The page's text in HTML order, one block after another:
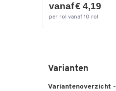
vanaf € 4,19
per rol vanaf 10 rol
Varianten
Variantenoverzicht